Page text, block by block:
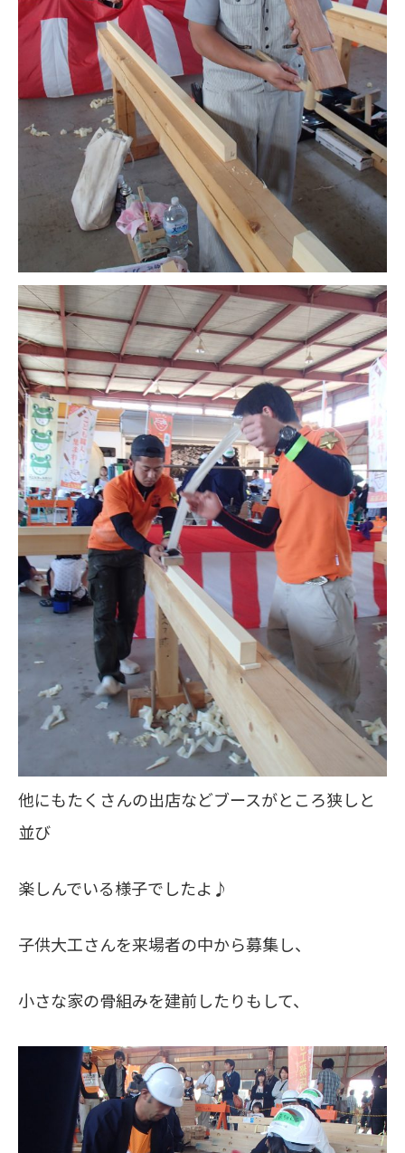
他にもたくさんの出店などブースがところ狭しと
並び
楽しんでいる様子でしたよ♪
子供大工さんを来場者の中から募集し、
小さな家の骨組みを建前したりもして、